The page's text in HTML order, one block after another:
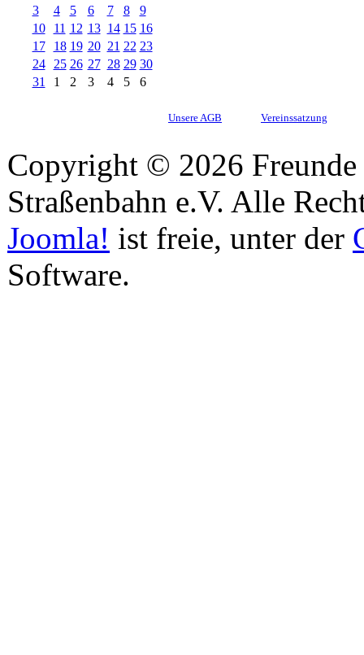
3
4 5 6 7 8
9
10
11 12 13 14 15 16
17
18 19 20 21 22 23
24
25 26 27 28 29 30
31
1 2 3 4 5 6
Unsere AGB Vereinssatzung
Copyright © 2026
Straßenbahn e.V. Alle
Joomla! ist freie, unter der
Software.